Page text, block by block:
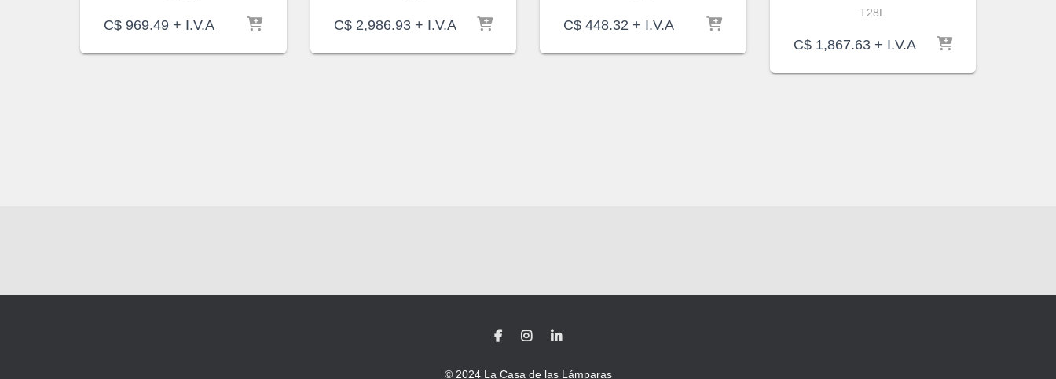
C$ 969.49 + I.V.A C$2,986.93+ I.V.A C$ 448.32 + I.V.A
T28L
C$1,867.63+ I.V.A
© 2024 La Casa de las Lámparas